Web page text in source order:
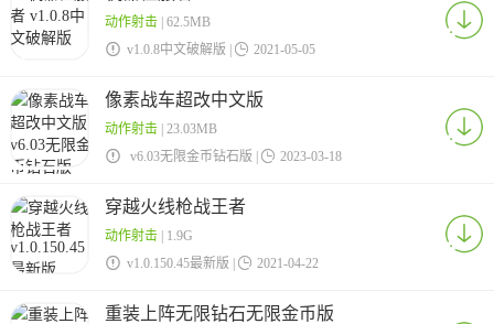
动作射击| 62.5MB
 v1.0.8中文破解版 |  2021-05-05
像素战车超改中文版
动作射击| 23.03MB
 v6.03无限金币钻石版 |  2023-03-18
穿越火线枪战王者
动作射击| 1.9G
 v1.0.150.45最新版 |  2021-04-22
重装上阵无限钻石无限金币版